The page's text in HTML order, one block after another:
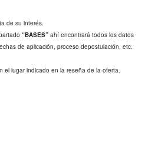
de su interés.
“BASES” ahí encontrará todos los datos
de aplicación, proceso depostulación, etc.
el lugar indicado en la reseña de la oferta.